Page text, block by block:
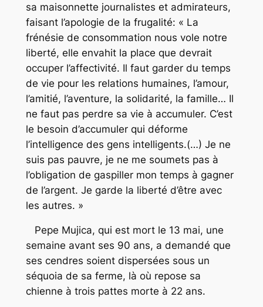
sa maisonnette journalistes et admirateurs,
faisant l’apologie de la frugalité: « La
frénésie de consommation nous vole notre
liberté, elle envahit la place que devrait
occuper l’affectivité. Il faut garder du temps
de vie pour les relations humaines, l’amour,
l’amitié, l’aventure, la solidarité, la famille… Il
ne faut pas perdre sa vie à accumuler. C’est
le besoin d’accumuler qui déforme
l’intelligence des gens intelligents.(…) Je ne
suis pas pauvre, je ne me soumets pas à
l’obligation de gaspiller mon temps à gagner
de l’argent. Je garde la liberté d’être avec
les autres. »
Pepe Mujica, qui est mort le 13 mai, une
semaine avant ses 90 ans, a demandé que
ses cendres soient dispersées sous un
séquoia de sa ferme, là où repose sa
chienne à trois pattes morte à 22 ans.